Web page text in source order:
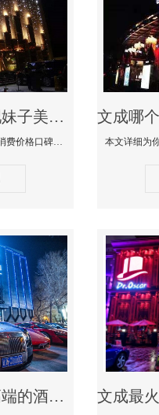
文成哪个蹦迪酒吧妹子美女多环境好-赫本酒吧消费价格口碑点评
本文详细为你解答赫本酒吧消费价格口碑点评，更多关于哪个蹦迪酒吧妹子美女多环境好咨询150 99997335微信同步！
文成最好玩最大高端的酒吧体验-SPACE CLUB酒吧消费点评